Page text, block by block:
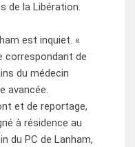
de la Libération.
est inquiet. «
correspondant de
du médecin
avancée.
et de reportage,
à résidence au
du PC de Lanham,